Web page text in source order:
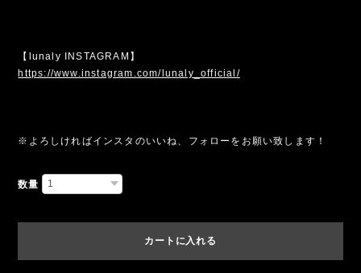
【lunaly INSTAGRAM】
https://www.instagram.com/lunaly_official/
※よろしければインスタのいいね、フォローをお願い致します！
数量
カートに入れる